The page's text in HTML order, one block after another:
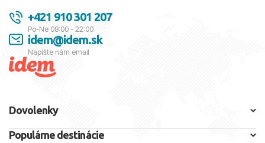
+421 910 301 207
Po-Ne 08:00 - 22:00
idem@idem.sk
Napíšte nám email
Dovolenky
Populárne destinácie